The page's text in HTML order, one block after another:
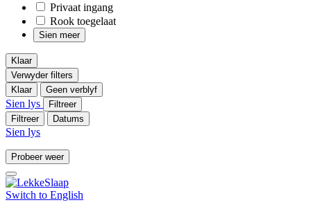
Privaat ingang
Rook toegelaat
Sien meer
Klaar
Verwyder filters
Klaar
Geen verblyf
Sien lys
Filtreer
Filtreer
Datums
Sien lys
Probeer weer
Switch to English